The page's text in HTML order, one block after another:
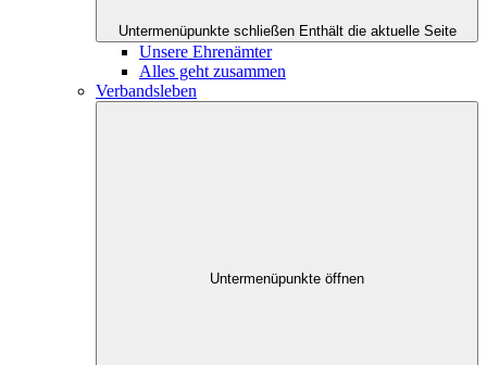
Untermenüpunkte schließen Enthält die aktuelle Seite
Unsere Ehrenämter
Alles geht zusammen
Verbandsleben
Untermenüpunkte öffnen